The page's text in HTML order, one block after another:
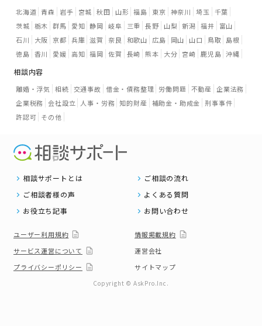
北海道 青森 岩手 宮城 秋田 山形 福島 東京 神奈川 埼玉
千葉
茨城 栃木 群馬 愛知 静岡 岐阜 三重 長野 山梨 新潟 福井
富山
石川
大阪 京都 兵庫 滋賀 奈良 和歌山 広島 岡山 山口 鳥取
島根
徳島 香川 愛媛 高知 福岡 佐賀 長崎 熊本 大分 宮崎 鹿児島 沖縄
相談内容
離婚・浮気 相続 交通事故 借金・債務整理 労働問題 不動産 企業法務
企業税務 会社設立 人事・労務 知的財産 補助金・助成金 刑事事件
許認可 その他
相談サポートとは
ご相談の流れ
ご相談者様の声
よくある質問
お役立ち記事
お問い合わせ
ユーザー利用規約
情報掲載規約
サービス運営について
運営会社
プライバシーポリシー
サイトマップ
Copyright © AskPro.Inc.